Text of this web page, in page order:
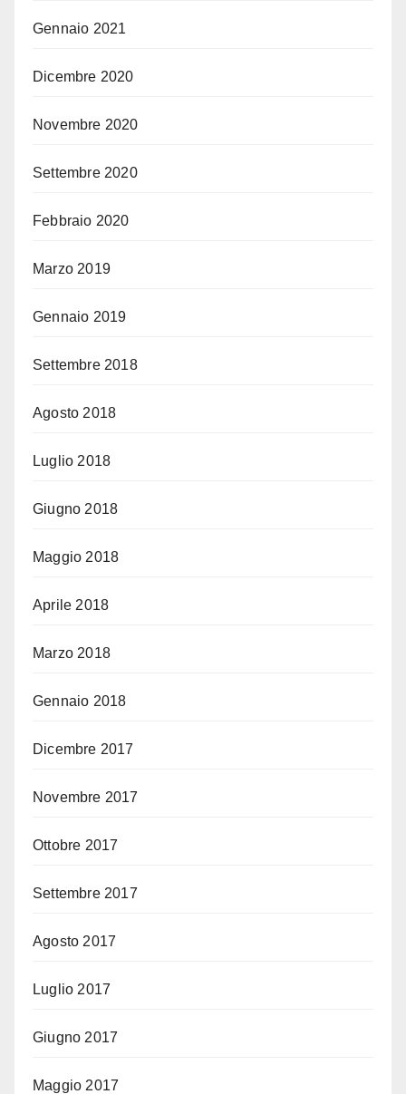
Gennaio 2021
Dicembre 2020
Novembre 2020
Settembre 2020
Febbraio 2020
Marzo 2019
Gennaio 2019
Settembre 2018
Agosto 2018
Luglio 2018
Giugno 2018
Maggio 2018
Aprile 2018
Marzo 2018
Gennaio 2018
Dicembre 2017
Novembre 2017
Ottobre 2017
Settembre 2017
Agosto 2017
Luglio 2017
Giugno 2017
Maggio 2017